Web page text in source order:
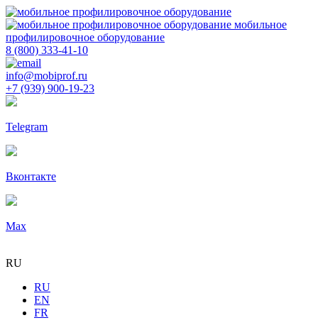
мобильное
профилировочное оборудование
8 (800) 333-41-10
info@mobiprof.ru
+7 (939) 900-19-23
Telegram
Вконтакте
Max
RU
RU
EN
FR